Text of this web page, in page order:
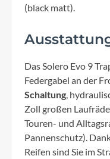
(black matt).
Das Solero Evo 9
Federgabel an der
Schaltung,
Zoll großen
Touren- und
Pannenschutz).
Reifen sind Sie im